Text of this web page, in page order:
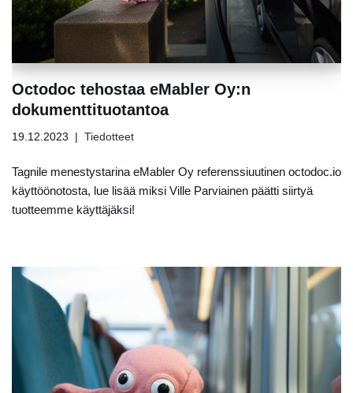
Octodoc tehostaa eMabler Oy:n
dokumenttituotantoa
19.12.2023 Tiedotteet
Tagnile menestystarina eMabler Oy referenssiuutinen octodoc.io
käyttöönotosta, lue lisää miksi Ville Parviainen päätti siirtyä
tuotteemme käyttäjäksi!